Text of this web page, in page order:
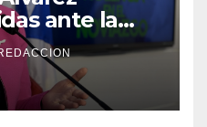
ante la